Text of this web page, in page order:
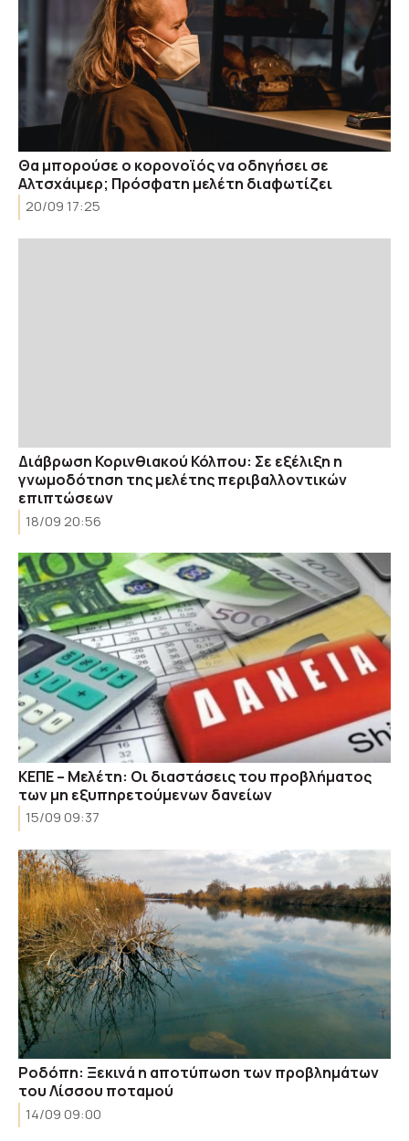
Θα μπορούσε ο κορονοϊός να οδηγήσει σε
Αλτσχάιμερ; Πρόσφατη μελέτη διαφωτίζει
20/09 17:25
Διάβρωση Κορινθιακού Κόλπου: Σε εξέλιξη η
γνωμοδότηση της μελέτης περιβαλλοντικών
επιπτώσεων
18/09 20:56
ΚΕΠΕ – Μελέτη: Οι διαστάσεις του προβλήματος
των μη εξυπηρετούμενων δανείων
15/09 09:37
Ροδόπη: Ξεκινά η αποτύπωση των προβλημάτων
του Λίσσου ποταμού
14/09 09:00